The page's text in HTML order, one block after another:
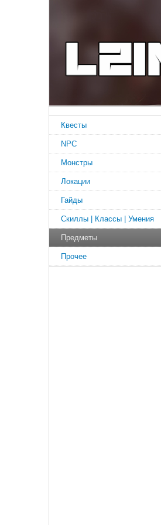
Квесты
NPC
Монстры
Локации
Гайды
Скиллы | Классы | Умения
Предметы
Прочее